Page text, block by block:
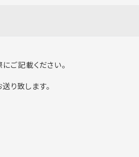
ご記載ください。
り致します。